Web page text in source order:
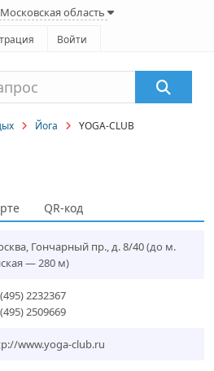
область
Войти
Йога YOGA-CLUB
QR-код
, Гончарный пр., д. 8/40(до м.
— 280 м)
2232367
2509669
www.yoga-club.ru